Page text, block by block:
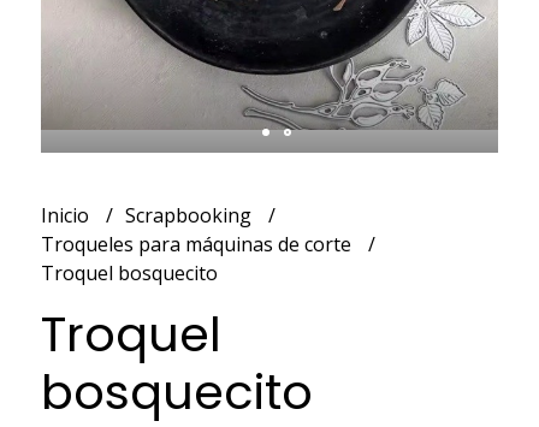
Inicio
Scrapbooking
Troqueles para máquinas de corte
Troquel bosquecito
Troquel
bosquecito